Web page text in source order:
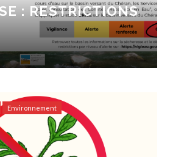
: RESTRICTIONS
Environnement